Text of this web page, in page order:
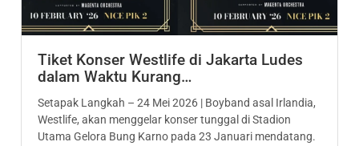
Tiket Konser Westlife di Jakarta Ludes
dalam Waktu Kurang…
Setapak Langkah – 24 Mei 2026 | Boyband asal Irlandia,
Westlife, akan menggelar konser tunggal di Stadion
Utama Gelora Bung Karno pada 23 Januari mendatang.